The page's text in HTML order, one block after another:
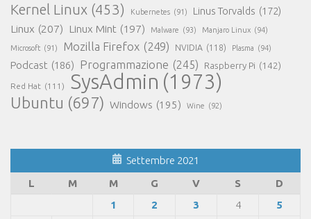
Kernel Linux (453) Kubernetes (91) Linus Torvalds (172)
Linux (207) Linux Mint (197) Malware (93) Manjaro Linux (94)
Microsoft (91) Mozilla Firefox (249) NVIDIA (118) Plasma (94)
Podcast (186) Programmazione (245) Raspberry Pi (142)
Red Hat (111) SysAdmin (1973)
Ubuntu (697) Windows (195) Wine (92)
Settembre 2021
L
M M G V S
D
1
2 3 4
5